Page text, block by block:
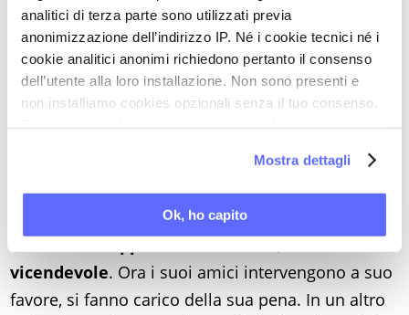
analitici di terza parte sono utilizzati previa
anonimizzazione dell’indirizzo IP. Né i cookie tecnici né i
cookie analitici anonimi richiedono pertanto il consenso
dell’utente alla loro installazione. Non sono presenti e
non installiamo cookies opzionali senza il tuo consenso.
Mostra dettagli
Ok, ho capito
dolore sale direttamente davanti a Dio, è un grido
che il Signore non può ignorare.
In questo testo assistiamo a un intervento corale:
il centurione invia alcuni anziani dei giudei e poi
alcuni amici come suoi portavoce presso Gesù. I
primi intercedono descrivendolo come un uomo
buono, che ama il popolo, che si è comportato
Quest’uomo pagano ha saputo
vicendevole. Ora i suoi amici intervengono a suo
favore, si fanno carico della sua pena. In un altro